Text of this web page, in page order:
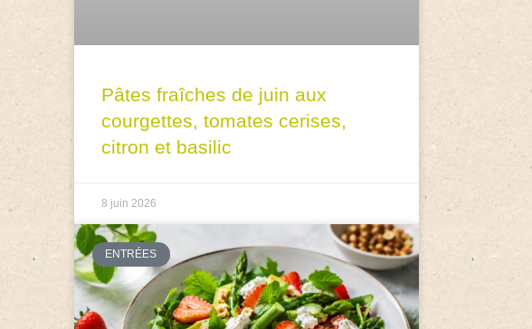
Pâtes fraîches de juin aux
courgettes, tomates cerises,
citron et basilic
8 juin 2026
ENTRÉES